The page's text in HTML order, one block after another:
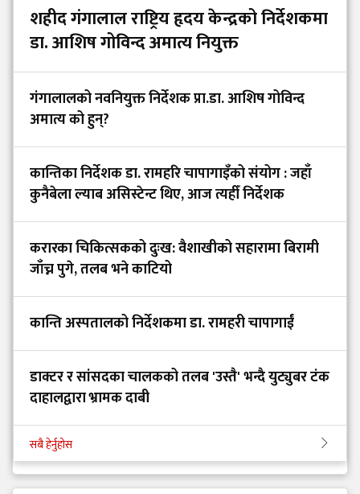
शहीद गंगालाल राष्ट्रिय हृदय केन्द्रको निर्देशकमा
डा. आशिष गोविन्द अमात्य नियुक्त
गंगालालको नवनियुक्त निर्देशक प्रा.डा. आशिष गोविन्द
अमात्य को हुन्?
कान्तिका निर्देशक डा. रामहरि चापागाइँको संयोग : जहाँ
कुनैबेला ल्याब असिस्टेन्ट थिए, आज त्यहीँ निर्देशक
करारका चिकित्सकको दुःख: वैशाखीको सहारामा बिरामी
जाँच्न पुगे, तलब भने काटियो
कान्ति अस्पतालको निर्देशकमा डा. रामहरी चापागाईं
डाक्टर र सांसदका चालकको तलब 'उस्तै' भन्दै युट्युबर टंक
दाहालद्वारा भ्रामक दाबी
सबै हेर्नुहोस